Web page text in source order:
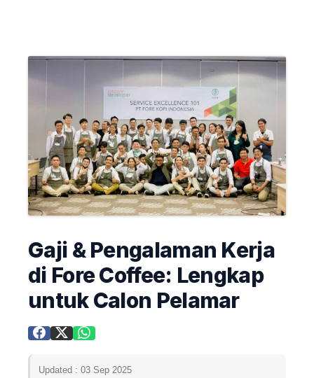
Gaji & Pengalaman Kerja
di Fore Coffee: Lengkap
untuk Calon Pelamar
Updated : 03 Sep 2025